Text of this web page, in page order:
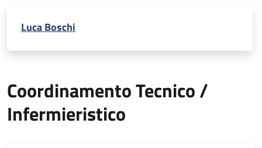
Luca Boschi
Coordinamento Tecnico /
Infermieristico